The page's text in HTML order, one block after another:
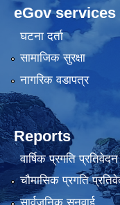
eGov services
घटना दर्ता
सामाजिक सुरक्षा
नागरिक वडापत्र
Reports
वार्षिक प्रगति प्रतिवेदन
चौमासिक प्रगति